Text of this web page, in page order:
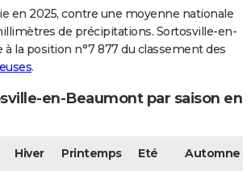
en 2025, contre une moyenne nationale
de précipitations. Sortosville-en-
la position n°7 877 du classement des
.
en-Beaumont par saison en
Hiver Printemps Eté Automne